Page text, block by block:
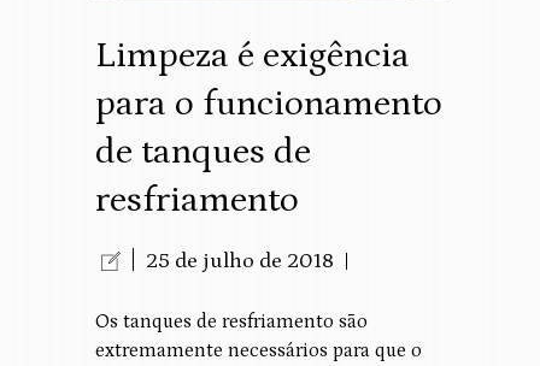
Limpeza é exigência
para o funcionamento
de tanques de
resfriamento
25 de julho de 2018
Os tanques de resfriamento são
extremamente necessários para que o